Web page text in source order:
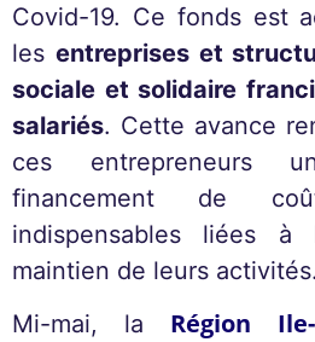
Covid-19. Ce fonds est
les entreprises et
sociale et solidaire
salariés. Cette avance
ces entrepreneurs
financement de
indispensables liées
maintien de leurs activités.
Mi-mai, la Région Ile-